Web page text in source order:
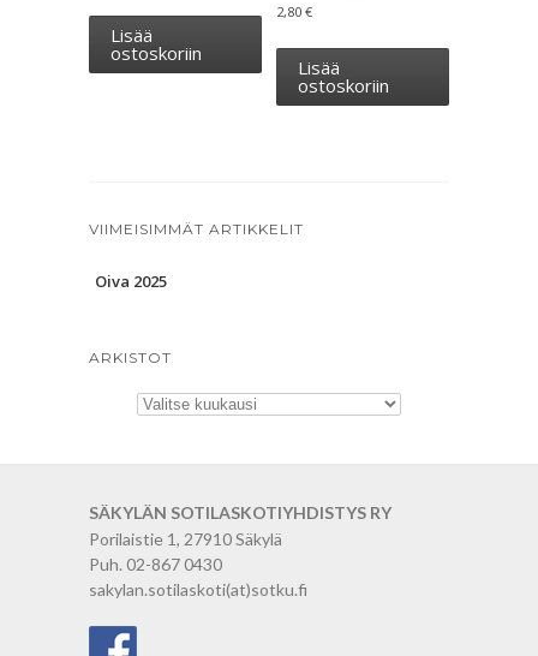
Lisää
ostoskoriin
2,80 €
Lisää
ostoskoriin
VIIMEISIMMÄT ARTIKKELIT
Oiva 2025
ARKISTOT
Arkistot
SÄKYLÄN SOTILASKOTIYHDISTYS RY
Porilaistie 1, 27910 Säkylä
Puh. 02-867 0430
sakylan.sotilaskoti(at)sotku.fi